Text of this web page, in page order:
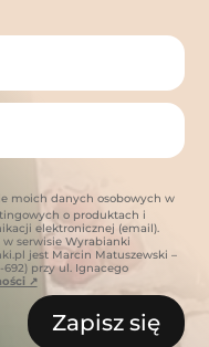
moich danych osobowych w
o produktach i
elektronicznej (email).
serwisie Wyrabianki
jest Marcin Matuszewski –
przy ul. Ignacego
↗
Zapisz się